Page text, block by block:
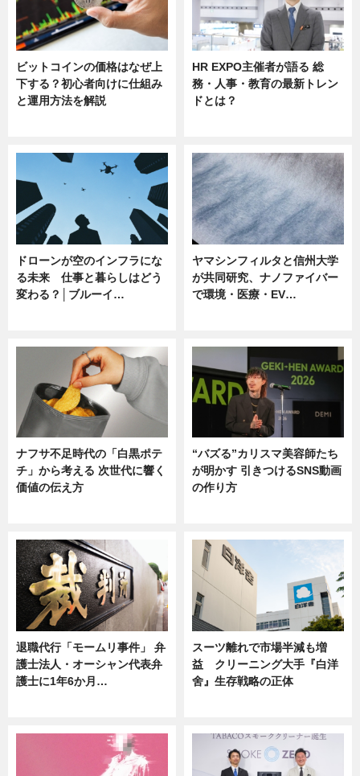
ビットコインの価格はなぜ上
下する？初心者向けに仕組み
と運用方法を解説
HR EXPO主催者が語る 総
務・人事・教育の最新トレン
ドとは？
ドローンが空のインフラにな
る未来 仕事と暮らしはどう
変わる？│ブルーイ…
ヤマシンフィルタと信州大学
が共同研究、ナノファイバー
で環境・医療・EV…
ナフサ不足時代の「白黒ポテ
チ」から考える 次世代に響く
価値の伝え方
“バズる”カリスマ美容師たち
が明かす 引きつけるSNS動画
の作り方
退職代行「モームリ事件」 弁
護士法人・オーシャン代表弁
護士に1年6か月…
スーツ離れで市場半減も増
益 クリーニング大手『白洋
舍』生存戦略の正体